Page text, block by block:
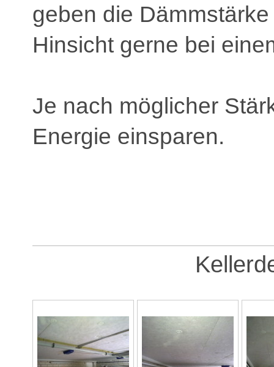
geben die
Hinsicht gerne bei
Je nach möglicher
Energie einsparen.